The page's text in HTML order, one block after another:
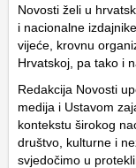
Novosti želi u
i nacionalne
vijeće, krovnu
Hrvatskoj, pa tako i
Redakcija Novosti
medija i Ustavom
kontekstu širokog
društvo, kulturne i
svjedočimo u